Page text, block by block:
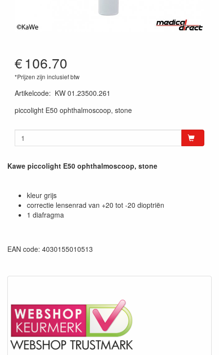
€106.70
*Prijzen zijn inclusief btw
Artikelcode: KW 01.23500.261
piccolight E50 ophthalmoscoop, stone
Kawe piccolight E50 ophthalmoscoop, stone
kleur grijs
correctie lensenrad van +20 tot -20 dioptriën
1 diafragma
EAN code: 4030155010513